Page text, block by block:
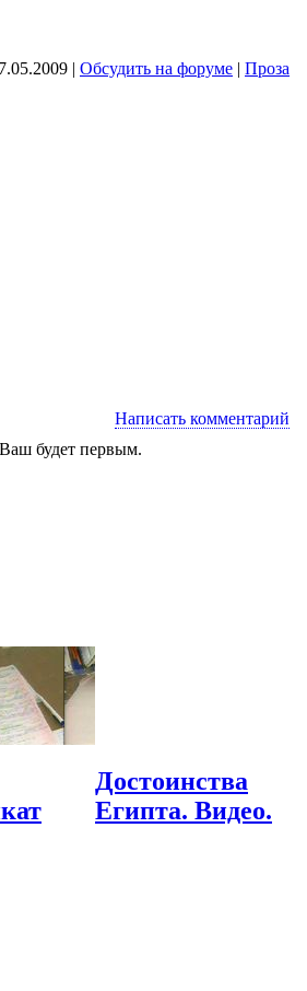
| Обсудить на форуме | Проза
Написать комментарий
будет первым.
Достоинства
Египта. Видео.